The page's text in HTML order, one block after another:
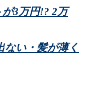
3万円!? 2万
ない・髪が薄く